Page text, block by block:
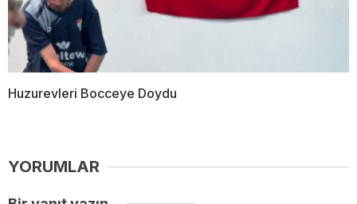
Huzurevleri Bocceye Doydu
YORUMLAR